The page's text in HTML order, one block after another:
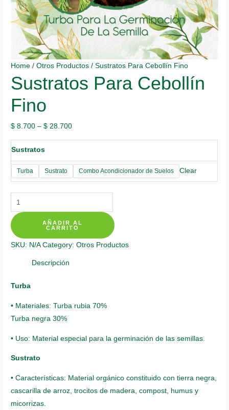
Home /Otros Productos / Sustratos Para Cebollín Fino
Sustratos Para Cebollín
Fino
$ 8.700 –$ 28.700
Sustratos
Turba Sustrato Combo Acondicionador de Suelos Clear
Sustratos
Para
Cebollín
Fino
quantity
AÑADIR AL
CARRITO
SKU: N/A Category:Otros Productos
Descripción
Turba
• Materiales: Turba rubia 70%
Turba negra 30%
• Uso: Material especial para la germinación de las semillas.
Sustrato
• Características: Material orgánico constituido con tierra negra,
cascarilla de arroz, trocitos de madera, compost, humus y
micorrizas.